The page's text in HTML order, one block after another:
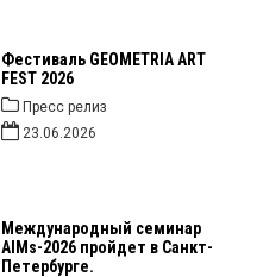
Фестиваль GEOMETRIA ART
FEST 2026
Пресс релиз
23.06.2026
Международный семинар
AIMs-2026 пройдет в Санкт-
Петербурге.